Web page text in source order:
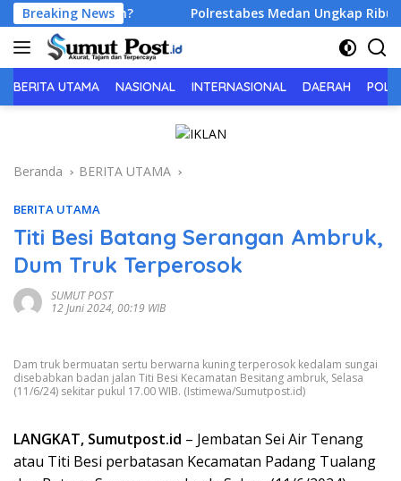
Langsung
ke
konten
Breaking News
Bertambah? Polrestabes Medan Ungkap Ribuan
BERITA UTAMA NASIONAL INTERNASIONAL DAERAH
Beranda BERITA UTAMA
BERITA UTAMA
Titi Besi Batang Serangan Ambruk,
Dum Truk Terperosok
SUMUT POST
12 Juni 2024, 00:19 WIB
Dam truk bermuatan sertu berwarna kuning terperosok kedalam sungai
disebabkan badan jalan Titi Besi Kecamatan Besitang ambruk, Selasa
(11/6/24) sekitar pukul 17.00 WIB. (Istimewa/Sumutpost.id)
LANGKAT, Sumutpost.id – Jembatan Sei Air Tenang
atau Titi Besi perbatasan Kecamatan Padang Tualang